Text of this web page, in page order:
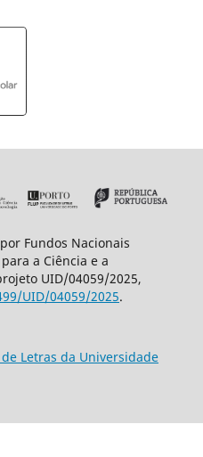
Fundos Nacionais
a Ciência e a
UID/04059/2025,
UID/04059/2025.
Letras da Universidade